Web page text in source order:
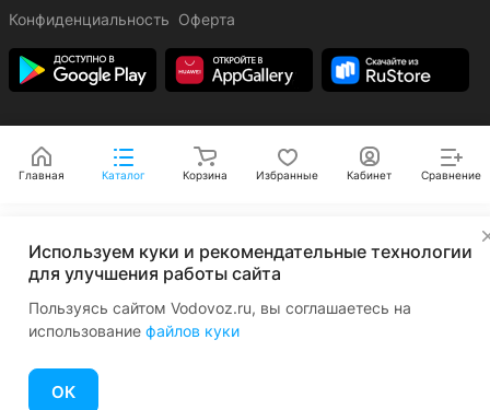
Конфиденциальность Оферта
Главная Каталог Корзина Избранные Кабинет Сравнение
Используем куки и рекомендательные технологии
для улучшения работы сайта
Пользуясь сайтом Vodovoz.ru, вы соглашаетесь на
использование файлов куки
ОК